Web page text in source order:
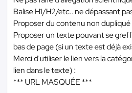
Balise H1/H2/etc.. ne dépassant
Proposer du contenu non
Proposer un texte pouvant se
bas de page (si un texte est déjà
Merci d'utiliser le lien vers la
lien dans le texte) :
*** URL MASQUÉE ***